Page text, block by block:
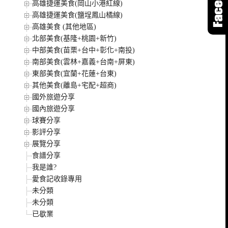
高雄捷運美食(岡山小港紅線)
高雄捷運美食(鹽埕鳳山橘線)
高雄美食 (其他地區)
北部美食(基隆+桃園+新竹)
中部美食(苗栗+台中+彰化+南投)
南部美食(雲林+嘉義+台南+屏東)
東部美食(宜蘭+花蓮+台東)
其他美食(離島+宅配+超商)
國外旅遊分享
國內旅遊分享
球賽分享
影評分享
展覽分享
食譜分享
我是誰?
愛食記收錄專用
未分類
未分類
已歇業